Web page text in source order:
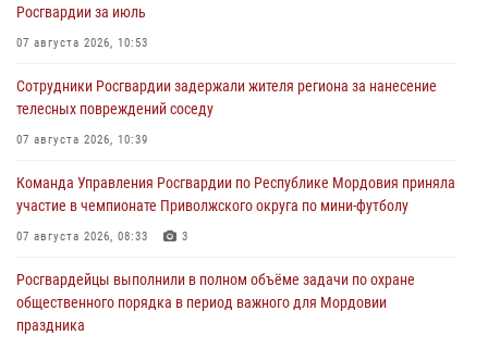
Росгвардии за июль
07 августа 2026, 10:53
Сотрудники Росгвардии задержали жителя региона за нанесение
телесных повреждений соседу
07 августа 2026, 10:39
Команда Управления Росгвардии по Республике Мордовия приняла
участие в чемпионате Приволжского округа по мини-футболу
07 августа 2026, 08:33 3
Росгвардейцы выполнили в полном объёме задачи по охране
общественного порядка в период важного для Мордовии
праздника